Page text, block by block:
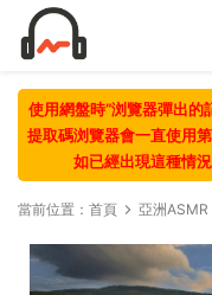
使用網盤時“浏覽器彈出的
提取碼浏覽器會一直使用
如已經出現這種情
當前位置： 首頁 亞洲ASMR